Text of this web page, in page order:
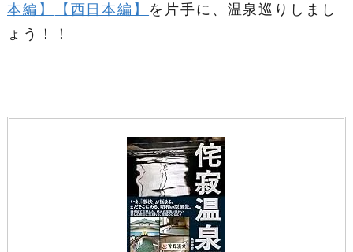
本編】
【西日本編】 を片手に、温泉巡りしまし
ょう！！